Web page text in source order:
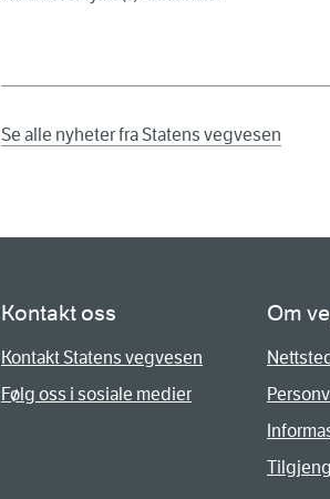
Se alle nyheter fra Statens vegvesen
Kontakt oss
Kontakt Statens vegvesen
Følg oss i sosiale medier
Om